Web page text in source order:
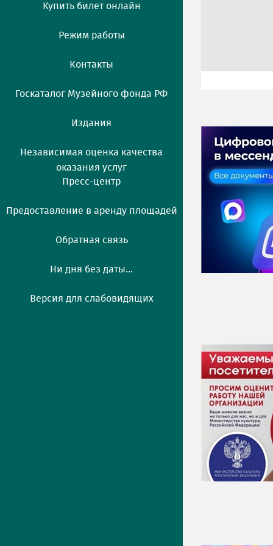
Купить билет онлайн
Режим работы
Контакты
Госкаталог Музейного фонда РФ
Издания
Независимая оценка качества
оказания услуг
Пресс-центр
Предоставление в аренду площадей
Обратная связь
Ни дня без даты...
Версия для слабовидящих